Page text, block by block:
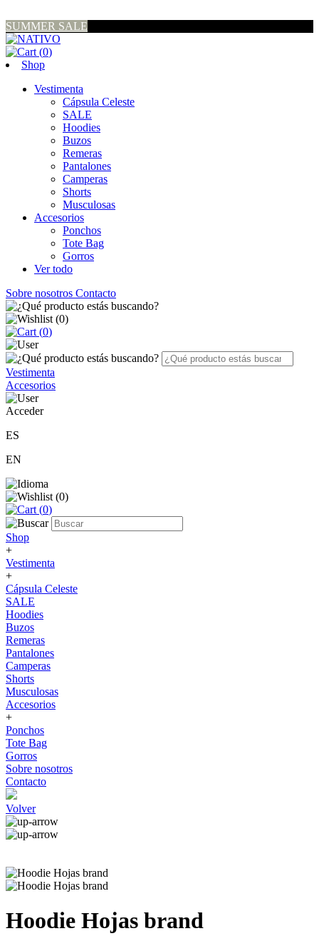
SUMMER SALE
(0)
Shop
Vestimenta
Cápsula Celeste
SALE
Hoodies
Buzos
Remeras
Pantalones
Camperas
Shorts
Musculosas
Accesorios
Ponchos
Tote Bag
Gorros
Ver todo
Sobre nosotros Contacto
(0)
(0)
Vestimenta
Accesorios
Acceder
ES
EN
(0)
(0)
Shop
+
Vestimenta
+
Cápsula Celeste
SALE
Hoodies
Buzos
Remeras
Pantalones
Camperas
Shorts
Musculosas
Accesorios
+
Ponchos
Tote Bag
Gorros
Sobre nosotros
Contacto
Volver
Hoodie Hojas brand